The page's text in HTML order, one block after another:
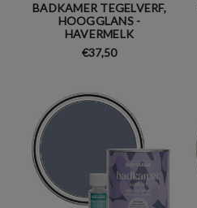
BADKAMER TEGELVERF,
HOOGGLANS -
HAVERMELK
€37,50